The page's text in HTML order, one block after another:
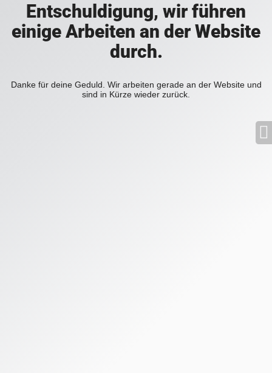
Entschuldigung, wir führen
einige Arbeiten an der Website
durch.
Danke für deine Geduld. Wir arbeiten gerade an der Website und
sind in Kürze wieder zurück.